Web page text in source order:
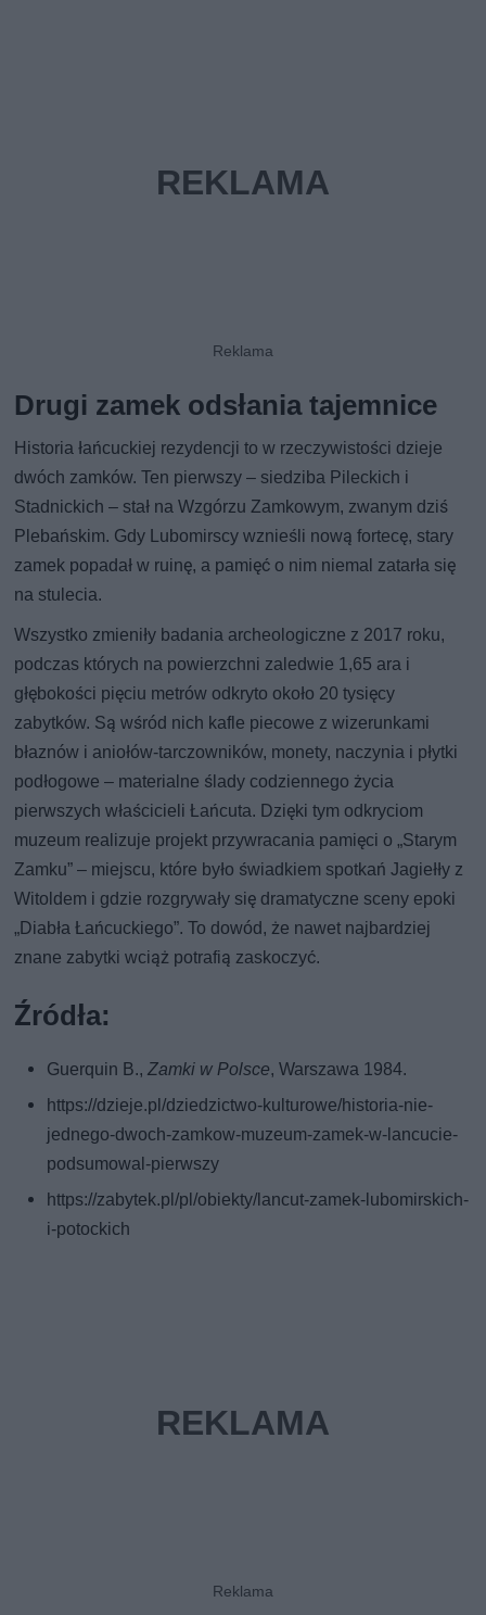
Drugi zamek odsłania tajemnice
Historia łańcuckiej rezydencji to w rzeczywistości dzieje
dwóch zamków. Ten pierwszy – siedziba Pileckich i
Stadnickich – stał na Wzgórzu Zamkowym, zwanym dziś
Plebańskim. Gdy Lubomirscy wznieśli nową fortecę, stary
zamek popadał w ruinę, a pamięć o nim niemal zatarła się
na stulecia.
Wszystko zmieniły badania archeologiczne z 2017 roku,
podczas których na powierzchni zaledwie 1,65 ara i
głębokości pięciu metrów odkryto około 20 tysięcy
zabytków. Są wśród nich kafle piecowe z wizerunkami
błaznów i aniołów-tarczowników, monety, naczynia i płytki
podłogowe – materialne ślady codziennego życia
pierwszych właścicieli Łańcuta. Dzięki tym odkryciom
muzeum realizuje projekt przywracania pamięci o „Starym
Zamku” – miejscu, które było świadkiem spotkań Jagiełły z
Witoldem i gdzie rozgrywały się dramatyczne sceny epoki
„Diabła Łańcuckiego”. To dowód, że nawet najbardziej
znane zabytki wciąż potrafią zaskoczyć.
Źródła:
Guerquin B.,Zamki w Polsce, Warszawa 1984.
https://dzieje.pl/dziedzictwo-kulturowe/historia-nie-
jednego-dwoch-zamkow-muzeum-zamek-w-lancucie-
podsumowal-pierwszy
https://zabytek.pl/pl/obiekty/lancut-zamek-lubomirskich-
i-potockich